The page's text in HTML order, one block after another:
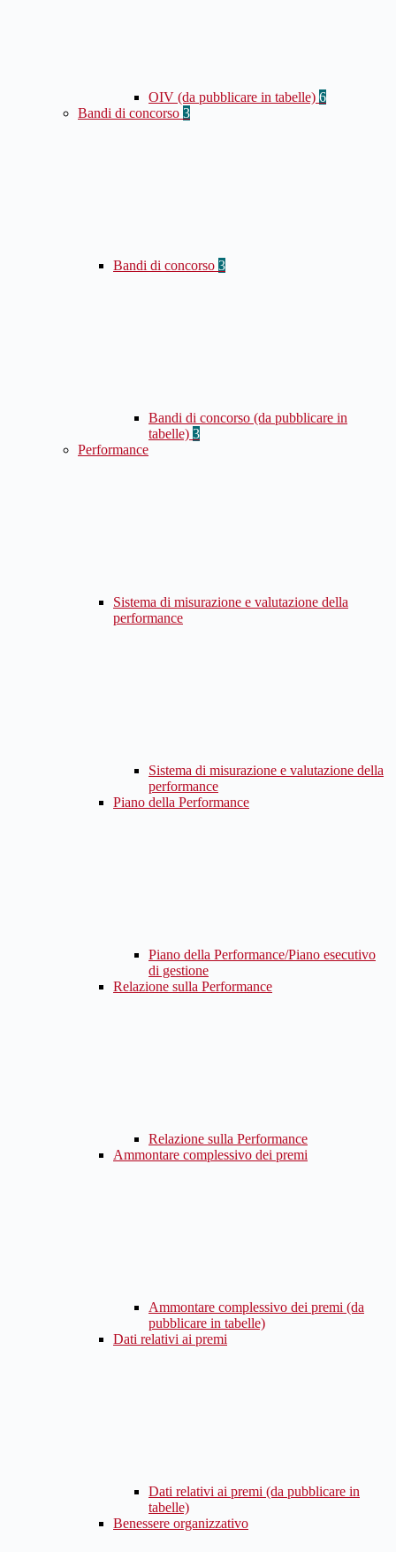
OIV (da pubblicare in tabelle) 6
Bandi di concorso 3
Bandi di concorso 3
Bandi di concorso (da pubblicare in
tabelle) 3
Performance
Sistema di misurazione e valutazione della
performance
Sistema di misurazione e valutazione della
performance
Piano della Performance
Piano della Performance/Piano esecutivo
di gestione
Relazione sulla Performance
Relazione sulla Performance
Ammontare complessivo dei premi
Ammontare complessivo dei premi (da
pubblicare in tabelle)
Dati relativi ai premi
Dati relativi ai premi (da pubblicare in
tabelle)
Benessere organizzativo